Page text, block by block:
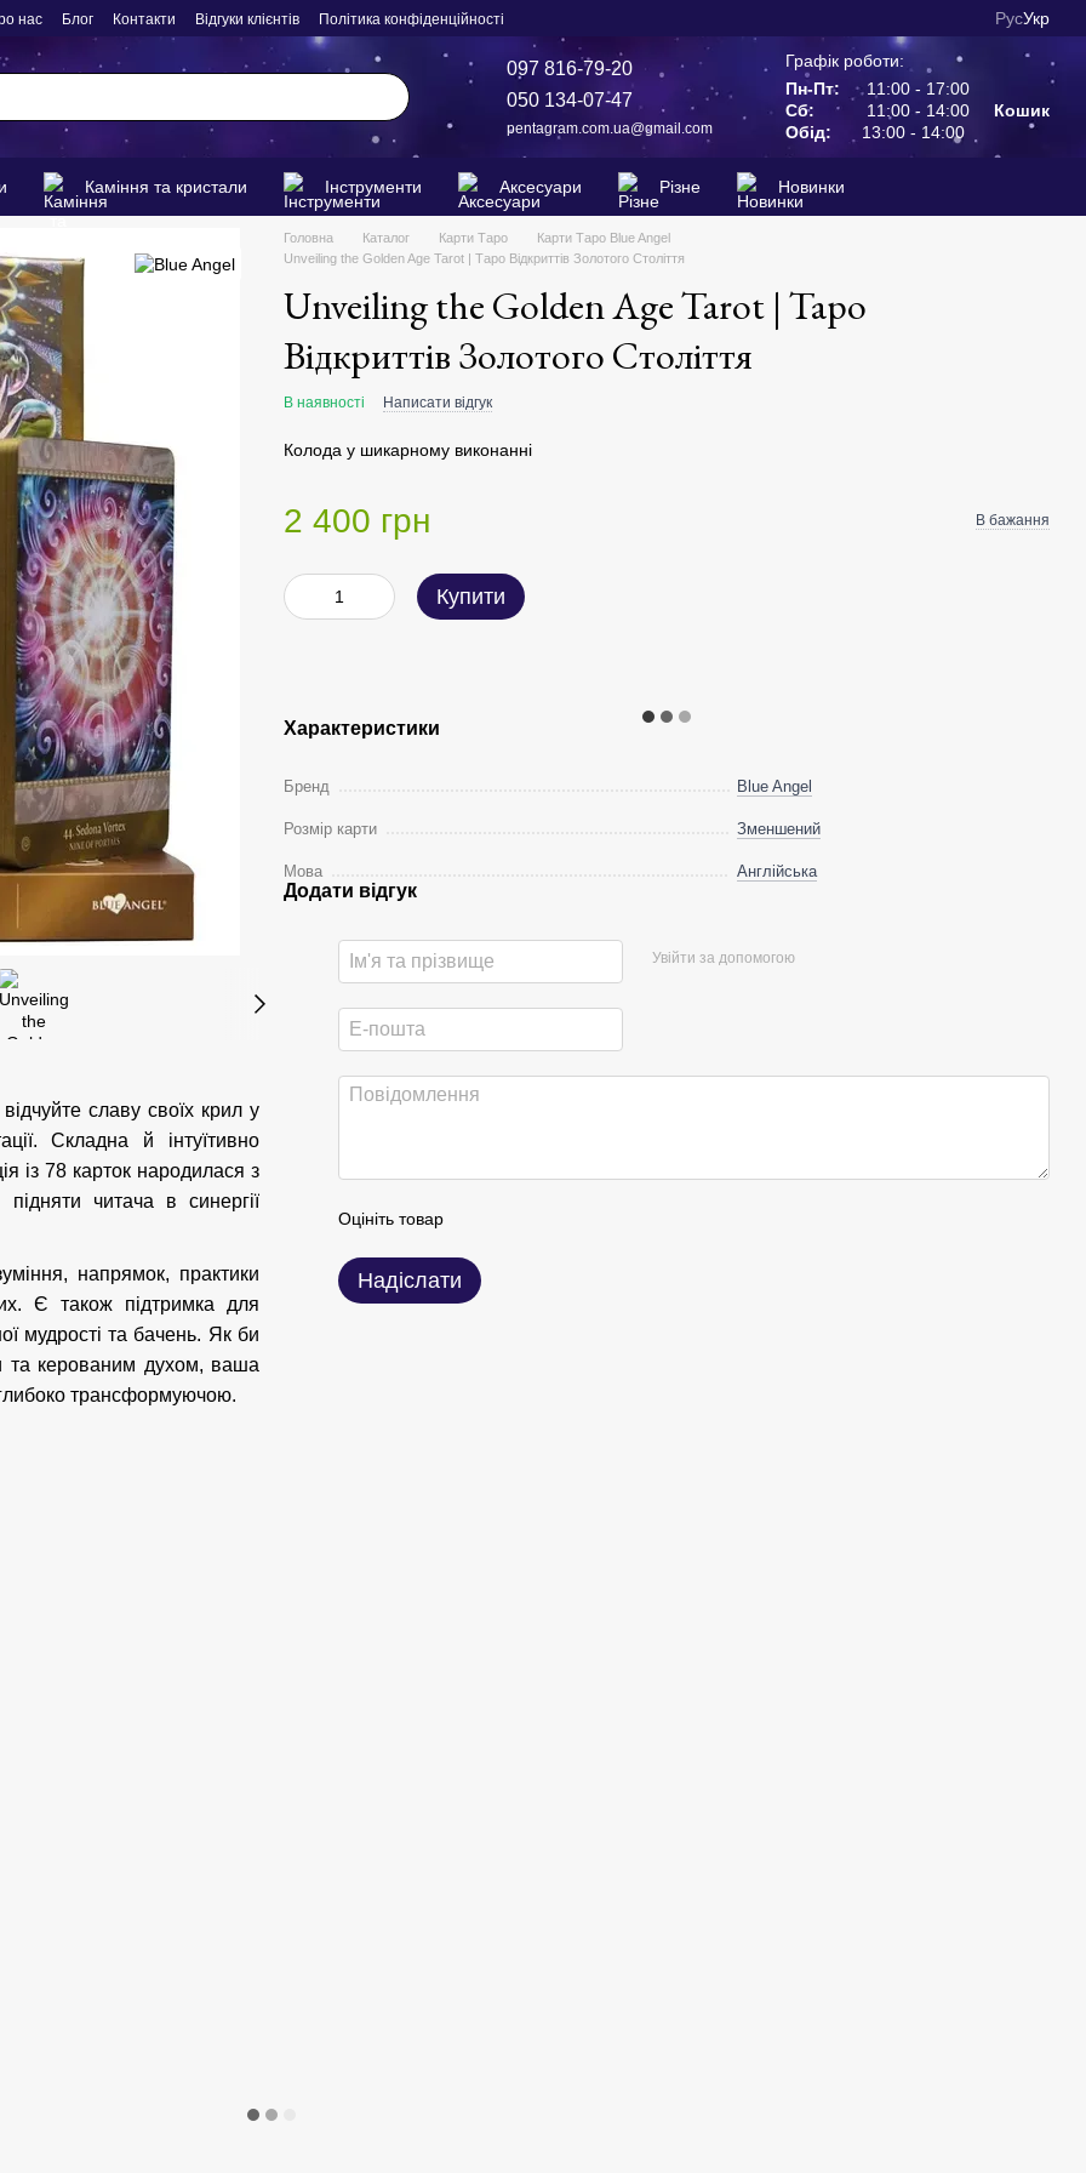
нас Блог Контакти Відгуки клієнтів Політика конфіденційності РусУкр
097 816-79-20
050 134-07-47
pentagram.com.ua@gmail.com
Графік роботи:
Пн-Пт:
11:00 - 17:00
Сб:
11:00 - 14:00
Обід:
13:00 - 14:00
Кошик
Каміння та кристали Інструменти Аксесуари Різне Новинки
славу своїх крил у
Складна й інтуїтивно
із 78 карток народилася з
читача в синергії
напрямок, практики
Є також підтримка для
мудрості та бачень. Як би
та керованим духом, ваша
трансформуючою.
Головна Каталог Карти Таро
Карти Таро Blue Angel
Unveiling the Golden Age Tarot | Таро Відкриттів Золотого Століття
Unveiling the Golden Age Tarot | Таро
Відкриттів Золотого Століття
В наявності Написати відгук
Колода у шикарному виконанні
2 400 грн В бажання
Купити
Характеристики
Бренд Blue Angel
Розмір карти Зменшений
Мова Англійська
Додати відгук
Увійти за допомогою
Оцініть товар
Надіслати